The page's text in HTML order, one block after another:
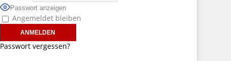
Passwort anzeigen
Angemeldet bleiben
Passwort vergessen?